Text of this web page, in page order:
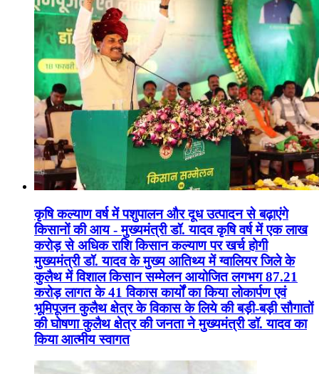
कृषि कल्याण वर्ष में पशुपालन और दूध उत्पादन से बढ़ाएंगे
किसानों की आय - मुख्यमंत्री डॉ. यादव कृषि वर्ष में एक लाख
करोड़ से अधिक राशि किसान कल्याण पर खर्च होगी
मुख्यमंत्री डॉ. यादव के मुख्य आतिथ्य में ग्वालियर जिले के
कुलैथ में विशाल किसान सम्मेलन आयोजित लगभग 87.21
करोड़ लागत के 41 विकास कार्यों का किया लोकार्पण एवं
भूमिपूजन कुलैथ क्षेत्र के विकास के लिये की बड़ी-बड़ी सौगातों
की घोषणा कुलैथ क्षेत्र की जनता ने मुख्यमंत्री डॉ. यादव का
किया आत्मीय स्वागत